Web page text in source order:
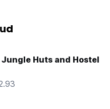
Jungle Huts and Hostel